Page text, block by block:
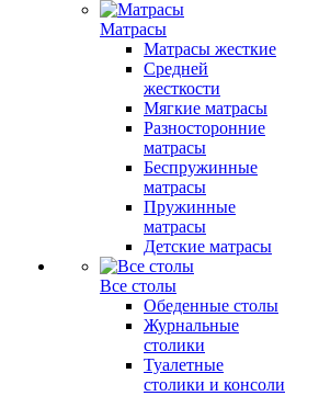
Матрасы
Матрасы жесткие
Средней
жесткости
Мягкие матрасы
Разносторонние
матрасы
Беспружинные
матрасы
Пружинные
матрасы
Детские матрасы
Все столы
Обеденные столы
Журнальные
столики
Туалетные
столики и консоли